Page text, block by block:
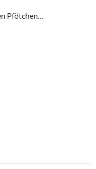
Pfötchen…